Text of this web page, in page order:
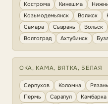
Кострома
Кинешма
Козьмодемьянск
Волжск
Самара
Сызрань Вольск
Волгоград
Ахтубинск
ОКА, КАМА, ВЯТКА, БЕЛАЯ
Серпухов Коломна Рязань
Пермь
Сарапул Камбарка